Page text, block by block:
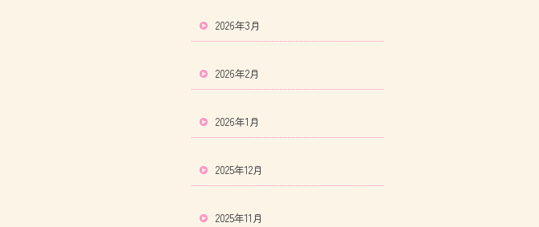
2026年3月
2026年2月
2026年1月
2025年12月
2025年11月